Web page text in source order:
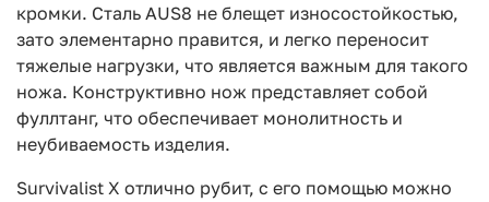
кромки. Сталь AUS8 не блещет износостойкостью,
зато элементарно правится, и легко переносит
тяжелые нагрузки, что является важным для такого
ножа. Конструктивно нож представляет собой
фуллтанг, что обеспечивает монолитность и
неубиваемость изделия.
Survivalist X отлично рубит, с его помощью можно